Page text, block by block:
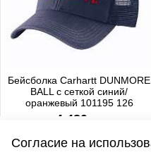
Бейсболка Carhartt DUNMORE
BALL с сеткой синий/
оранжевый 101195 126
4 480 р.
Согласие на